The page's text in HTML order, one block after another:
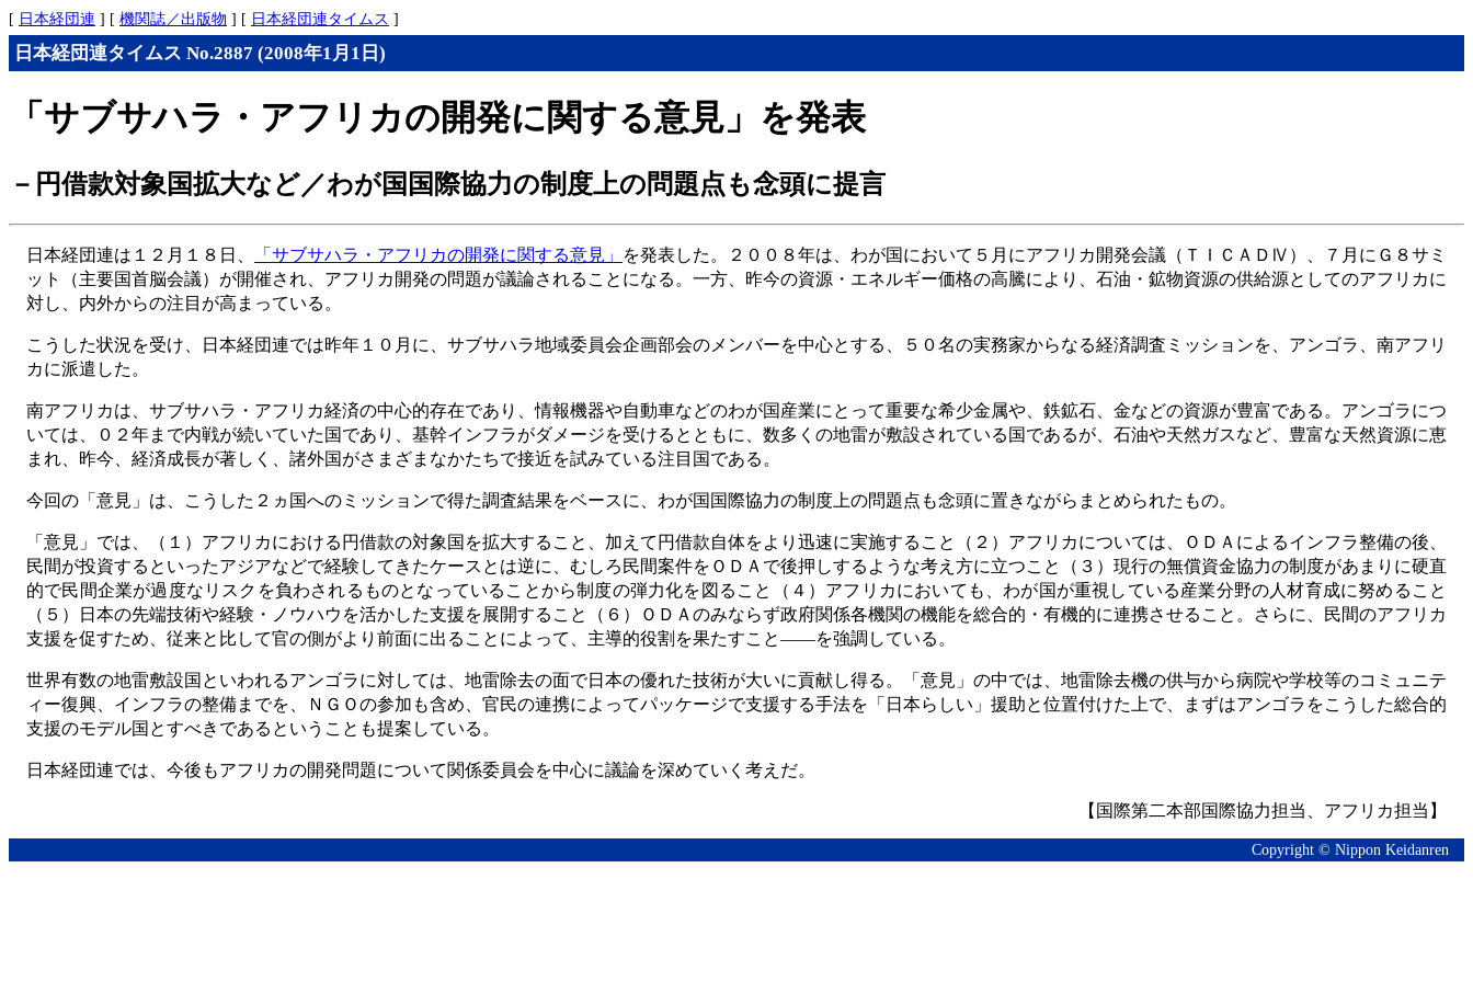
[ 日本経団連 ] [ 機関誌／出版物 ] [ 日本経団連タイムス ]
日本経団連タイムス No.2887 (2008年1月1日)
「サブサハラ・アフリカの開発に関する意見」を発表
－円借款対象国拡大など／わが国国際協力の制度上の問題点も念頭に提言
日本経団連は１２月１８日、 「サブサハラ・アフリカの開発に関する意見」
を発表した。２００８年は、わが国において５月にアフリカ開発会議（ＴＩＣＡＤⅣ）、７月にＧ８サミ
ット（主要国首脳会議）が開催され、アフリカ開発の問題が議論されることになる。一方、昨今の資源・エネルギー価格の高騰により、石油・鉱物資源の供給源としてのアフリカに
対し、内外からの注目が高まっている。
こうした状況を受け、日本経団連では昨年１０月に、サブサハラ地域委員会企画部会のメンバーを中心とする、５０名の実務家からなる経済調査ミッションを、アンゴラ、南アフリ
カに派遣した。
南アフリカは、サブサハラ・アフリカ経済の中心的存在であり、情報機器や自動車などのわが国産業にとって重要な希少金属や、鉄鉱石、金などの資源が豊富である。アンゴラにつ
いては、０２年まで内戦が続いていた国であり、基幹インフラがダメージを受けるとともに、数多くの地雷が敷設されている国であるが、石油や天然ガスなど、豊富な天然資源に恵
まれ、昨今、経済成長が著しく、諸外国がさまざまなかたちで接近を試みている注目国である。
今回の「意見」は、こうした２ヵ国へのミッションで得た調査結果をベースに、わが国国際協力の制度上の問題点も念頭に置きながらまとめられたもの。
「意見」では、（１）アフリカにおける円借款の対象国を拡大すること、加えて円借款自体をより迅速に実施すること（２）アフリカについては、ＯＤＡによるインフラ整備の後、
民間が投資するといったアジアなどで経験してきたケースとは逆に、むしろ民間案件をＯＤＡで後押しするような考え方に立つこと（３）現行の無償資金協力の制度があまりに硬直
的で民間企業が過度なリスクを負わされるものとなっていることから制度の弾力化を図ること（４）アフリカにおいても、わが国が重視している産業分野の人材育成に努めること
（５）日本の先端技術や経験・ノウハウを活かした支援を展開すること（６）ＯＤＡのみならず政府関係各機関の機能を総合的・有機的に連携させること。さらに、民間のアフリカ
支援を促すため、従来と比して官の側がより前面に出ることによって、主導的役割を果たすこと――を強調している。
世界有数の地雷敷設国といわれるアンゴラに対しては、地雷除去の面で日本の優れた技術が大いに貢献し得る。「意見」の中では、地雷除去機の供与から病院や学校等のコミュニテ
ィー復興、インフラの整備までを、ＮＧＯの参加も含め、官民の連携によってパッケージで支援する手法を「日本らしい」援助と位置付けた上で、まずはアンゴラをこうした総合的
支援のモデル国とすべきであるということも提案している。
日本経団連では、今後もアフリカの開発問題について関係委員会を中心に議論を深めていく考えだ。
【国際第二本部国際協力担当、アフリカ担当】
Copyright © Nippon Keidanren